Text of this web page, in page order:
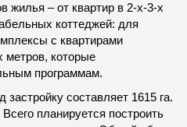
жилья – от квартир в 2-х-3-х
коттеджей: для
с квартирами
метров, которые
программам.
составляет 1615 га.
планируется построить